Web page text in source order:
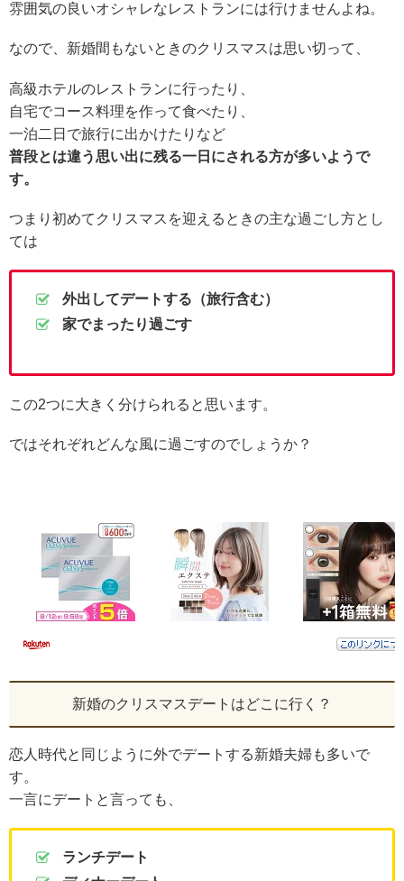
雰囲気の良いオシャレなレストランには行けませんよね。
なので、新婚間もないときのクリスマスは思い切って、
高級ホテルのレストランに行ったり、
自宅でコース料理を作って食べたり、
一泊二日で旅行に出かけたりなど
普段とは違う思い出に残る一日にされる方が多いようで
す。
つまり初めてクリスマスを迎えるときの主な過ごし方とし
ては
外出してデートする（旅行含む）
家でまったり過ごす
この2つに大きく分けられると思います。
ではそれぞれどんな風に過ごすのでしょうか？
新婚のクリスマスデートはどこに行く？
恋人時代と同じように外でデートする新婚夫婦も多いで
す。
一言にデートと言っても、
ランチデート